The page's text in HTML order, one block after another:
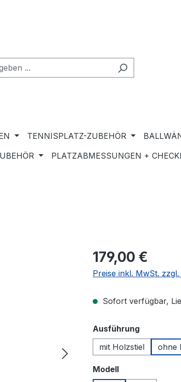
TENNISPLATZ-ZUBEHÖR
PLATZABMESSUNGEN +
Regulärer Preis:
179,00 €
Preise inkl. MwSt.
Sofort verfügbar,
Ausführungauswählen
mit Holzstiel
ohne
Modellauswählen